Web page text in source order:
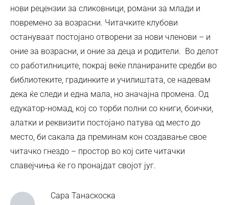
нови рецензии за сликовници, романи за млади и
повремено за возрасни. Читачките клубови
остануваат постојано отворени за нови членови – и
оние за возрасни, и оние за деца и родители. Во делот
со работилниците, покрај веќе планираните средби во
библиотеките, градинките и училиштата, се надевам
дека ќе следи и една мала, но значајна промена. Од
едукатор-номад, кој со торби полни со книги, боички,
алатки и реквизити постојано патува од место до
место, би сакала да преминам кон создавање свое
читачко гнездо – простор во кој сите читачки
славејчиња ќе го пронајдат својот југ.
Сара Танаскоска